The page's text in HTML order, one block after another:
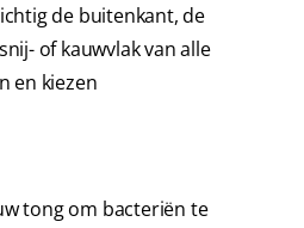
de buitenkant, de
of kauwvlak van alle
en kiezen
tong om bacteriën te